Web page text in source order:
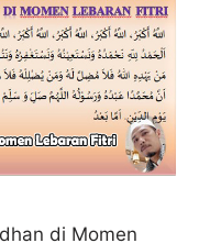
di Momen